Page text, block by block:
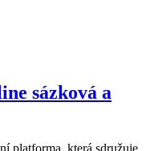
sázková a
platforma, která sdružuje